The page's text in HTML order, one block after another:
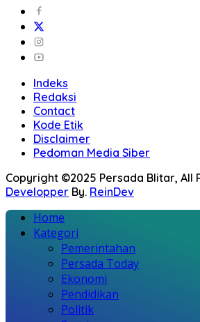
Indeks
Redaksi
Contact
Kode Etik
Disclaimer
Pedoman Media Siber
Copyright ©2025 Persada Blitar, All
Developper By. ReinDev
Home
Kategori
Pemerintahan
Persada Today
Ekonomi
Pendidikan
Politik